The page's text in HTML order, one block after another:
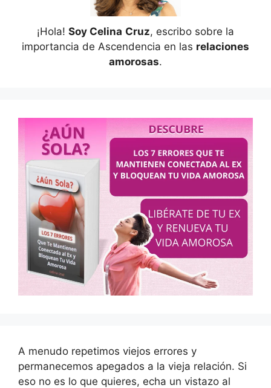
¡Hola! Soy Celina Cruz, escribo sobre la
importancia de Ascendencia en las relaciones
amorosas.
A menudo repetimos viejos errores y
permanecemos apegados a la vieja relación. Si
eso no es lo que quieres, echa un vistazo al